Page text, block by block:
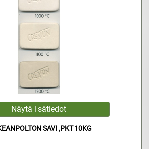
SAVI ,PKT:10KG